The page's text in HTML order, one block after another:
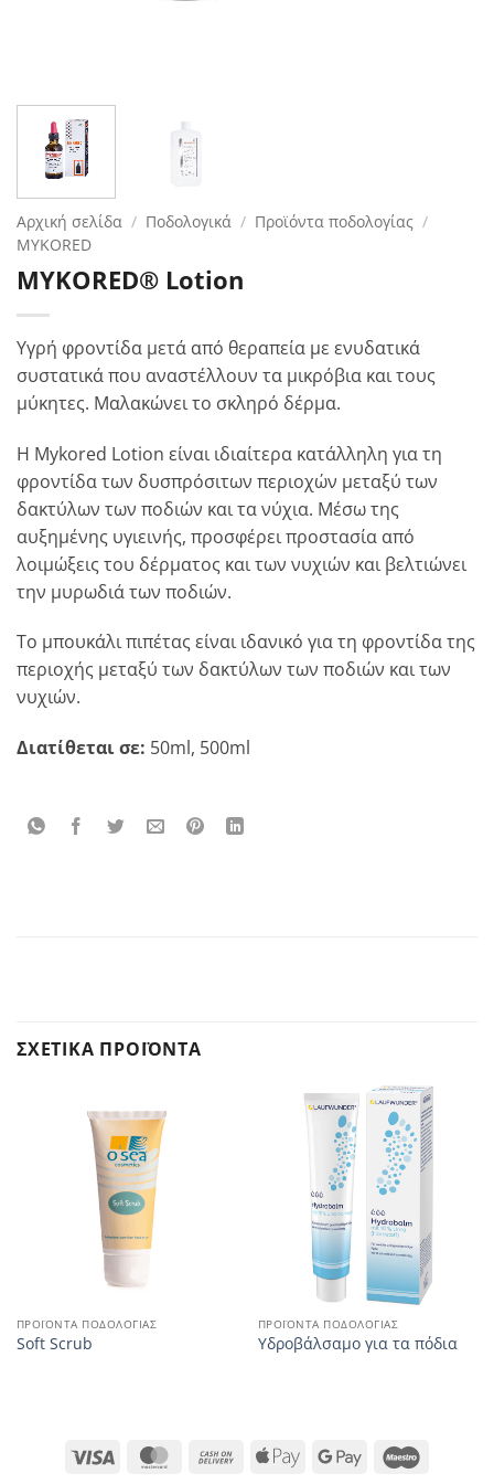
Αρχική σελίδα / Ποδολογικά / Προϊόντα ποδολογίας /
MYKORED
MYKORED® Lotion
Υγρή φροντίδα μετά από θεραπεία με ενυδατικά
συστατικά που αναστέλλουν τα μικρόβια και τους
μύκητες. Μαλακώνει το σκληρό δέρμα.
Η Mykored Lotion είναι ιδιαίτερα κατάλληλη για τη
φροντίδα των δυσπρόσιτων περιοχών μεταξύ των
δακτύλων των ποδιών και τα νύχια. Μέσω της
αυξημένης υγιεινής, προσφέρει προστασία από
λοιμώξεις του δέρματος και των νυχιών και βελτιώνει
την μυρωδιά των ποδιών.
Το μπουκάλι πιπέτας είναι ιδανικό για τη φροντίδα της
περιοχής μεταξύ των δακτύλων των ποδιών και των
νυχιών.
Διατίθεται σε: 50ml, 500ml
ΣΧΕΤΙΚΆ ΠΡΟΪΌΝΤΑ
ΠΡΟΪΌΝΤΑ ΠΟΔΟΛΟΓΊΑΣ
Soft Scrub
ΠΡΟΪΌΝΤΑ ΠΟΔΟΛΟΓΊΑΣ
Υδροβάλσαμο για τα πόδια
Visa MasterCard
Cash
Apple
Google